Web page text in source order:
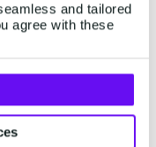
and tailored
agree with these
y
datos